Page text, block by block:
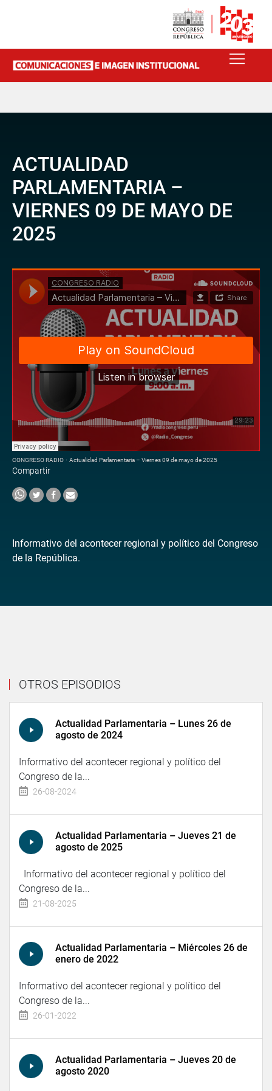
ACTUALIDAD
PARLAMENTARIA –
VIERNES 09 DE MAYO DE
2025
CONGRESO RADIO · Actualidad Parlamentaria – Viernes 09 de mayo de 2025
Compartir
Informativo del acontecer regional y político del Congreso
de la República.
OTROS EPISODIOS
Actualidad Parlamentaria – Lunes 26 de
agosto de 2024
Informativo del acontecer regional y político del
Congreso de la...
26-08-2024
Actualidad Parlamentaria – Jueves 21 de
agosto de 2025
Informativo del acontecer regional y político del
Congreso de la...
21-08-2025
Actualidad Parlamentaria – Miércoles 26 de
enero de 2022
Informativo del acontecer regional y político del
Congreso de la...
26-01-2022
Actualidad Parlamentaria – Jueves 20 de
agosto 2020